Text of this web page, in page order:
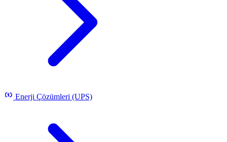
Enerji Çözümleri (UPS)